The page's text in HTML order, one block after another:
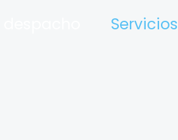
Servicios